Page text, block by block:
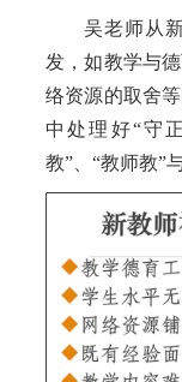
吴老师从
发，如教学与
络资源的取舍
中处理好“守
教”、“教师教”